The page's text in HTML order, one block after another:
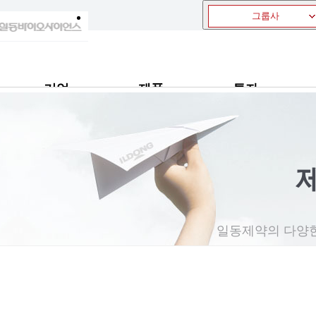
그룹사
기업 제품 투자
일동제약의 다양